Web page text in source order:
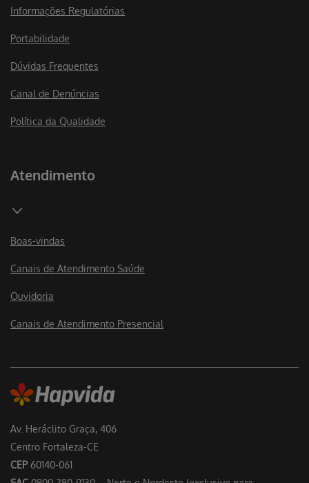
Av. Heráclito Graça, 406
Centro Fortaleza-CE
CEP60140-061
Informações Regulatórias
Portabilidade
Dúvidas Frequentes
Canal de Denúncias
Política da Qualidade
Atendimento
Boas-vindas
Canais de Atendimento Saúde
Ouvidoria
Canais de Atendimento Presencial